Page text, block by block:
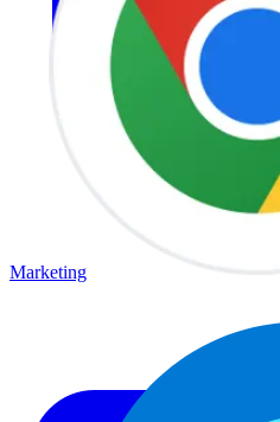
Marketing